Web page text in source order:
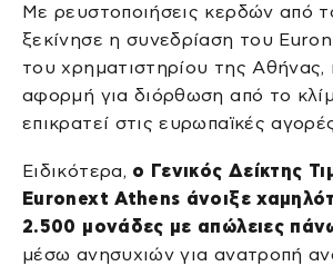
Με ρευστοποιήσεις κερδών από
ξεκίνησε η συνεδρίαση του
του χρηματιστηρίου της Αθήνας,
αφορμή για διόρθωση από το
επικρατεί στις ευρωπαϊκές
Ειδικότερα, ο Γενικός Δείκτης
Euronext Athens άνοιξε
2.500 μονάδες με απώλειες
μέσω ανησυχιών για ανατροπή